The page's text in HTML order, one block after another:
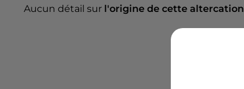
Aucun détail sur l'origine de cette altercation